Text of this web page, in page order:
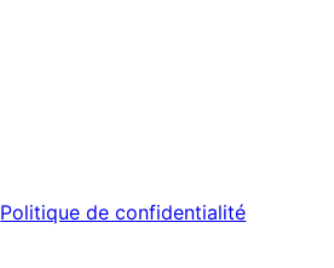
Politique de confidentialité